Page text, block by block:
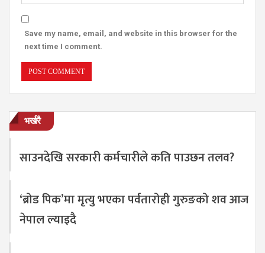
Save my name, email, and website in this browser for the
next time I comment.
भर्खरै
साउनदेखि सरकारी कर्मचारीले कति पाउछन तलव?
‘ब्रोड पिक’मा मृत्यु भएका पर्वतारोही गुरुङको शव आज
नेपाल ल्याइदै